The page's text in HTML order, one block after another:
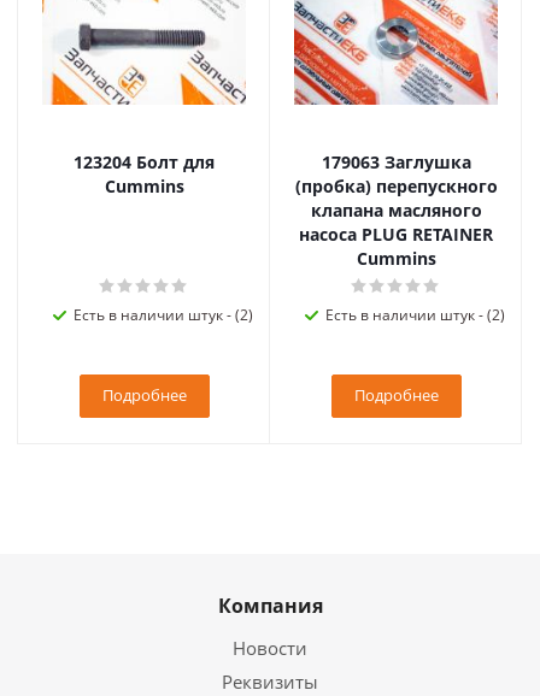
123204 Болт для
Cummins
Есть в наличии штук - (2)
Подробнее
179063 Заглушка
(пробка) перепускного
клапана масляного
насоса PLUG RETAINER
Cummins
Есть в наличии штук - (2)
Подробнее
Компания
Новости
Реквизиты